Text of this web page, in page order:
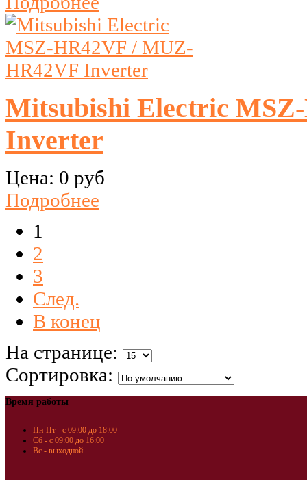
Mitsubishi Electric
Inverter
Цена: 0 руб
Подробнее
1
2
3
След.
В конец
На странице:
Сортировка:
Время работы
Пн-Пт - с 09:00 до 18:00
Сб - с 09:00 до 16:00
Вс - выходной